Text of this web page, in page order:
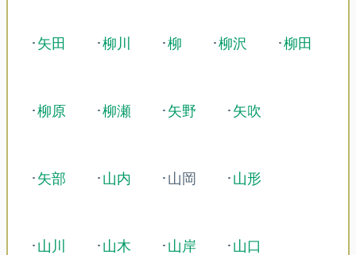
･矢田 ･柳川 ･柳 ･柳沢 ･柳田
･柳原 ･柳瀬 ･矢野 ･矢吹
･矢部 ･山内 ･山岡 ･山形
･山川 ･山木 ･山岸 ･山口